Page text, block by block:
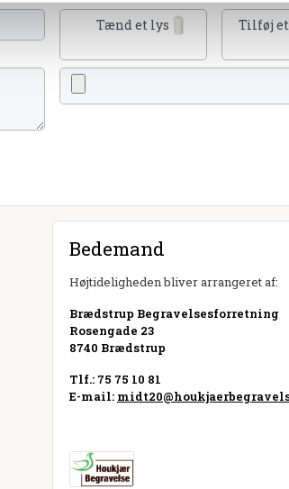
Tænd et lys Tilføj
Bedemand
Højtideligheden bliver arrangeret af:
Brædstrup Begravelsesforretning
Rosengade 23
8740 Brædstrup
Tlf.: 75 75 10 81
E-mail: